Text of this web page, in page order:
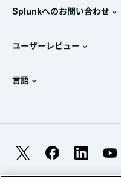
Splunkによる保護
SURGe
すべての製品を見る
トレーニングと認定
Splunkストア
OpenTelemetryの概要
SOCのメトリクス
信頼性メトリクス
Splunkへのお問い合わせ
ユーザーレビュー
言語
Deutsch
Français
한국어
FacebookLinkedIn